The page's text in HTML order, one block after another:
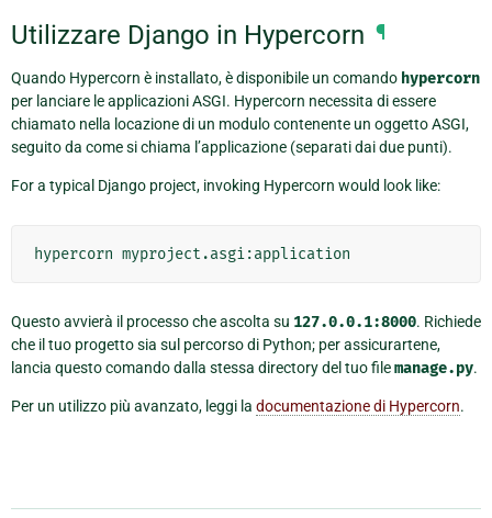
Utilizzare Django in Hypercorn ¶
Quando Hypercorn è installato, è disponibile un comando hypercorn
per lanciare le applicazioni ASGI. Hypercorn necessita di essere
chiamato nella locazione di un modulo contenente un oggetto ASGI,
seguito da come si chiama l’applicazione (separati dai due punti).
For a typical Django project, invoking Hypercorn would look like:
Questo avvierà il processo che ascolta su 127.0.0.1:8000. Richiede
che il tuo progetto sia sul percorso di Python; per assicurartene,
lancia questo comando dalla stessa directory del tuo filemanage.py.
Per un utilizzo più avanzato, leggi la documentazione di Hypercorn.